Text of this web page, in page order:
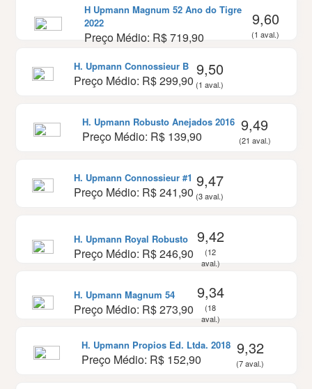
H Upmann Magnum 52 Ano do Tigre
2022
Preço Médio: R$ 719,90
9,60
(1 aval.)
H. Upmann Connossieur B
Preço Médio: R$ 299,90
9,50
(1 aval.)
H. Upmann Robusto Anejados 2016
Preço Médio: R$ 139,90
9,49
(21 aval.)
H. Upmann Connossieur #1
Preço Médio: R$ 241,90
9,47
(3 aval.)
H. Upmann Royal Robusto
Preço Médio: R$ 246,90
9,42
(12
aval.)
H. Upmann Magnum 54
Preço Médio: R$ 273,90
9,34
(18
aval.)
H. Upmann Propios Ed. Ltda. 2018
Preço Médio: R$ 152,90
9,32
(7 aval.)